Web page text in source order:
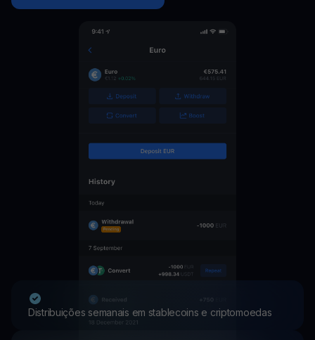
Distribuições semanais em stablecoins e criptomoedas